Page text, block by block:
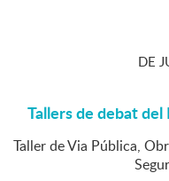
DE
Tallers de debat
Taller de Via Pública,